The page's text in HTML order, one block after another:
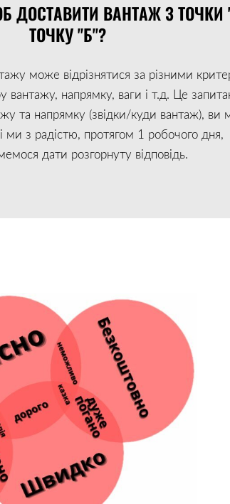
ДОСТАВИТИ ВАНТАЖ З ТОЧКИ
ТОЧКУ "Б"?
може відрізнятися за різними
вантажу, напрямку, ваги і т.д. Це
та напрямку (звідки/куди вантаж), ви
ми з радістю, протягом 1 робочого дня,
дати розгорнуту відповідь.